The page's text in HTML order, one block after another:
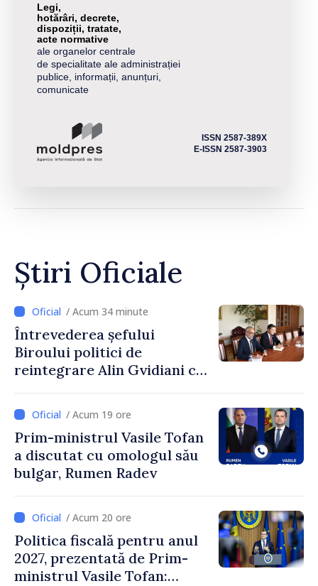
Legi,
hotărâri, decrete,
dispoziții, tratate,
acte normative
ale organelor centrale
de specialitate ale administrației
publice, informații, anunțuri,
comunicate
ISSN 2587-389X
E-ISSN 2587-3903
Știri Oficiale
/ Acum 34 minute
Întrevederea șefului
Biroului politici de
reintegrare Alin Gvidiani cu
Comitetului Internațional al
Crucii Roșii în Moldova
/ Acum 19 ore
Prim-ministrul Vasile Tofan
a discutat cu omologul său
bulgar, Rumen Radev
/ Acum 20 ore
Politica fiscală pentru anul
2027, prezentată de Prim-
ministrul Vasile Tofan: